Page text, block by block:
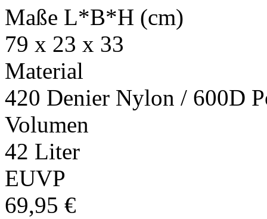
Maße L*B*H (cm)
79 x 23 x 33
Material
420 Denier Nylon / 600D
Volumen
42 Liter
EUVP
69,95 €